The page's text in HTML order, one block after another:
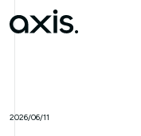
2026/06/11